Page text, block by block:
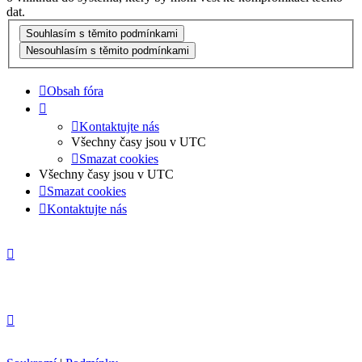
dat.
Obsah fóra
Kontaktujte nás
Všechny časy jsou v UTC
Smazat cookies
Všechny časy jsou v UTC
Smazat cookies
Kontaktujte nás